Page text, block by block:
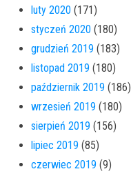
luty 2020 (171)
styczeń 2020 (180)
grudzień 2019 (183)
listopad 2019 (180)
październik 2019 (186)
wrzesień 2019 (180)
sierpień 2019 (156)
lipiec 2019 (85)
czerwiec 2019 (9)